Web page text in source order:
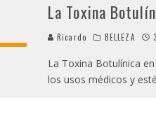
La Toxina
Ricardo BELLEZA
La Toxina Botulínica
los usos médicos y